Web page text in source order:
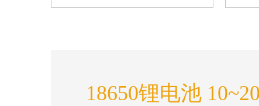
18650锂电池